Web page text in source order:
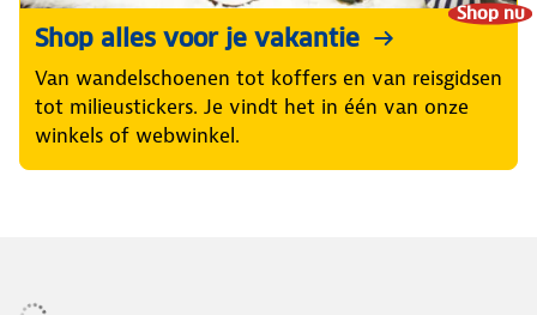
Shop nu
Shop alles voor je vakantie
Van wandelschoenen tot koffers en van reisgidsen
tot milieustickers. Je vindt het in één van onze
winkels of webwinkel.